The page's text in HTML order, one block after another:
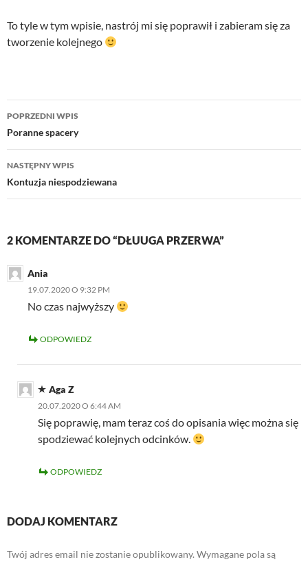
To tyle w tym wpisie, nastrój mi się poprawił i zabieram się za
tworzenie kolejnego
Nawigacja
wpisu
POPRZEDNI WPIS
Poranne spacery
NASTĘPNY WPIS
Kontuzja niespodziewana
2 KOMENTARZE DO “DŁUUGA PRZERWA”
Ania
19.07.2020 O 9:32 PM
No czas najwyższy
ODPOWIEDZ
Aga Z
20.07.2020 O 6:44 AM
Się poprawię, mam teraz coś do opisania więc można się
spodziewać kolejnych odcinków.
ODPOWIEDZ
DODAJ KOMENTARZ
Twój adres email nie zostanie opublikowany. Wymagane pola są